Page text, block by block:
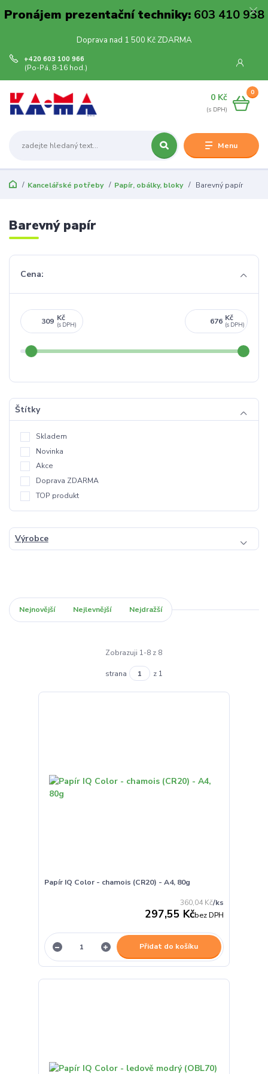
Pronájem prezentační techniky:603 410 938
Doprava nad 1 500 Kč ZDARMA
Menu
+420 603 100 966
(Po-Pá, 8-16 hod.)
0
0 Kč
Kancelářské potřeby Papír, obálky, bloky Barevný papír
Barevný papír
Cena:
Kč Kč
Štítky
Skladem
Novinka
Akce
Doprava ZDARMA
TOP produkt
Výrobce
Nejnovější Nejlevnější Nejdražší
Zobrazuji 1-8 z 8
strana z 1
Papír IQ Color - chamois (CR20) - A4, 80g
360,04 Kč/ks
297,55 Kčbez DPH
Přidat do košíku